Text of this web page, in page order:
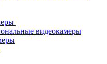
видеокамеры